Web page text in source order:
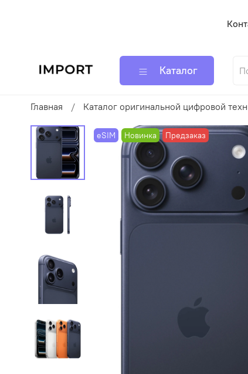
Каталог
Главная Каталог оригинальной цифровой
eSIM Новинка Предзаказ